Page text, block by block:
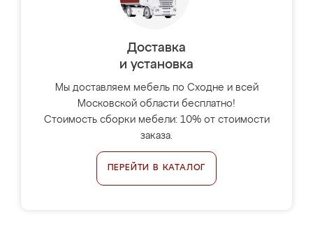
Доставка
и установка
Мы доставляем мебель по Сходне и всей
Московской области бесплатно!
Стоимость сборки мебели: 10% от стоимости
заказа.
ПЕРЕЙТИ В КАТАЛОГ